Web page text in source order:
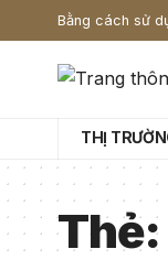
Bằng cách sử
THỊ
Thẻ: